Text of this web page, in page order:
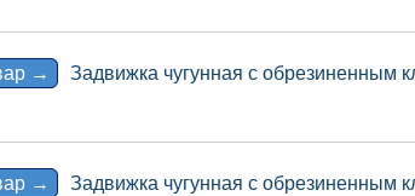
→
Задвижка чугунная с обрезиненным
→
Задвижка чугунная с обрезиненным